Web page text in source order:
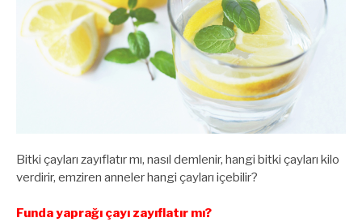
Bitki çayları zayıflatır mı, nasıl demlenir, hangi bitki çayları kilo
verdirir, emziren anneler hangi çayları içebilir?
Funda yaprağı çayı zayıflatır mı?